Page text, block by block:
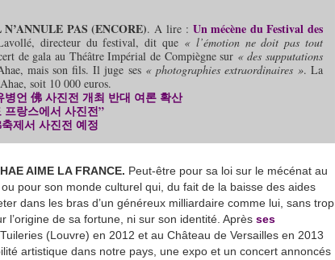
PAS (ENCORE). A lire : Un mécène du Festival des
directeur du festival, dit que « l’émotion ne doit pas tout
de gala au Théâtre Impérial de Compiègne sur « des supputations
mais son fils. Il juge ses « photographies extraordinaires ». La
soit 10 000 euros.
언 佛 사진전 개최 반대 여론 확산
랑스에서 사진전”
제서 사진전 예정
AIME LA FRANCE. Peut-être pour sa loi sur le mécénat au
pour son monde culturel qui, du fait de la baisse des aides
dans les bras d’un généreux milliardaire comme lui, sans trop
l’origine de sa fortune, ni sur son identité. Après ses
(Louvre) en 2012 et au Château de Versailles en 2013
artistique dans notre pays, une expo et un concert annoncés